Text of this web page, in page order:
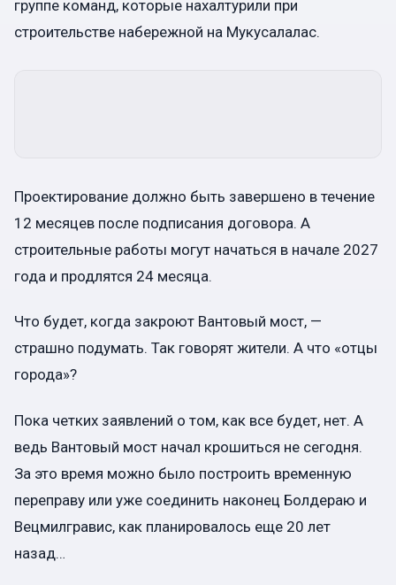
группе команд, которые нахалтурили при
строительстве набережной на Мукусалалас.
Проектирование должно быть завершено в течение
12 месяцев после подписания договора. А
строительные работы могут начаться в начале 2027
года и продлятся 24 месяца.
Что будет, когда закроют Вантовый мост, —
страшно подумать. Так говорят жители. А что «отцы
города»?
Пока четких заявлений о том, как все будет, нет. А
ведь Вантовый мост начал крошиться не сегодня.
За это время можно было построить временную
переправу или уже соединить наконец Болдераю и
Вецмилгравис, как планировалось еще 20 лет
назад…